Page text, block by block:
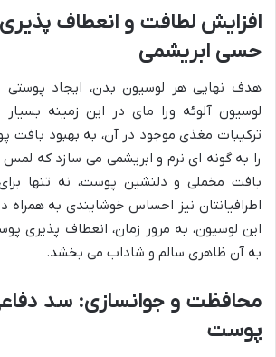
افزایش لطافت و انعطاف
حسی ابریشمی
هدف نهایی هر لوسیون بدن، ایجاد
لوسیون آلوئه ورا مای در این زمینه
ترکیبات مغذی موجود در آن، به بهبود
را به گونه ای نرم و ابریشمی می سازد که
بافت مخملی و دلنشین پوست، نه تنها برای
اطرافیانتان نیز احساس خوشایندی به همراه
این لوسیون، به مرور زمان، انعطاف پذیری
به آن ظاهری سالم و شاداب می بخشد.
محافظت و جوانسازی: سد
پوست